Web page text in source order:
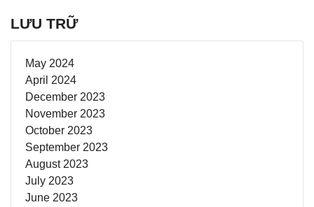
LƯU TRỮ
May 2024
April 2024
December 2023
November 2023
October 2023
September 2023
August 2023
July 2023
June 2023